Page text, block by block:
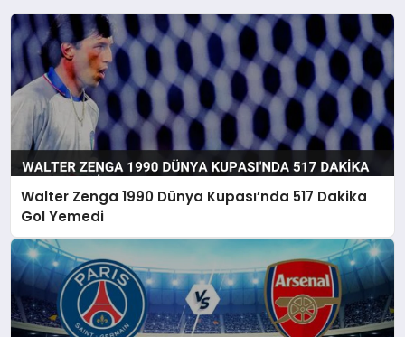
Walter Zenga 1990 Dünya Kupası’nda 517 Dakika
Gol Yemedi